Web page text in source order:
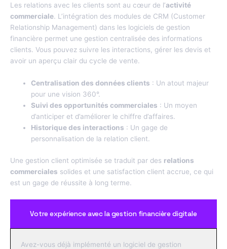
Les relations avec les clients sont au cœur de l’activité
commerciale. L’intégration des modules de CRM (Customer
Relationship Management) dans les logiciels de gestion
financière permet une gestion centralisée des informations
clients. Vous pouvez suivre les interactions, gérer les devis et
avoir un aperçu clair du cycle de vente.
Centralisation des données clients : Un atout majeur
pour une vision 360°.
Suivi des opportunités commerciales : Un moyen
d’anticiper et d’améliorer le chiffre d’affaires.
Historique des interactions : Un gage de
personnalisation de la relation client.
Une gestion client optimisée se traduit par des relations
commerciales solides et une satisfaction client accrue, ce qui
est un gage de réussite à long terme.
Votre expérience avec la gestion financière digitale
Avez-vous déjà implémenté un logiciel de gestion